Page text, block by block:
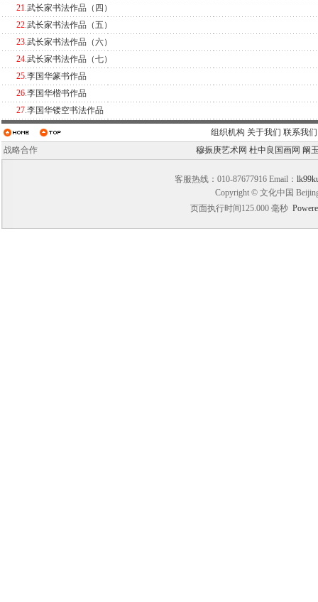
21.武长家书法作品（四）
22.武长家书法作品（五）
23.武长家书法作品（六）
24.武长家书法作品（七）
25.李国华篆书作品
26.李国华楷书作品
27.李国华镂空书法作品
组织机构 关于我们 联系我们
战略合作
穆振庚艺术网 杜中良国画网 阚
客服热线：010-87677916 Email：
Copyright © 文化中国
页面执行时间125.000 毫秒